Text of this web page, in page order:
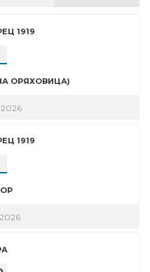
1919
ОРЯХОВИЦА)
1919